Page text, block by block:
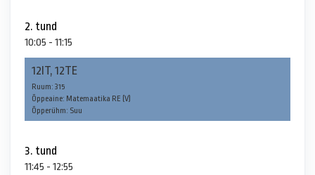
2. tund
10:05 - 11:15
12IT, 12TE
Ruum: 315
Õppeaine: Matemaatika RE (V)
Õpperühm: Suu
3. tund
11:45 - 12:55